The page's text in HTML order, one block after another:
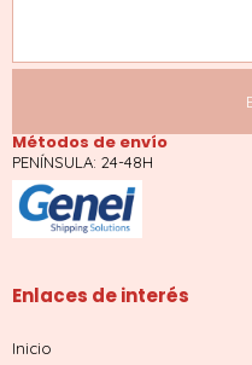
Métodos de envío
PENÍNSULA: 24-48H
Enlaces de interés
Inicio